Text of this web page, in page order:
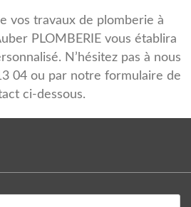
vos travaux de plomberie à
PLOMBERIE vous établira
N’hésitez pas à nous
04 ou par notre formulaire de
ci-dessous.